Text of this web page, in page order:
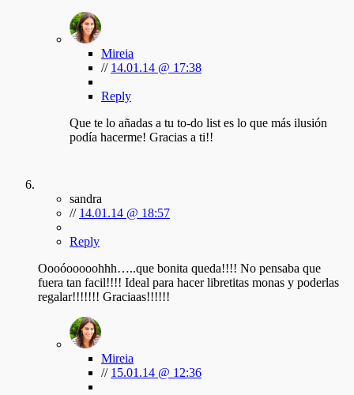
Mireia
// 14.01.14 @ 17:38
Reply
Que te lo añadas a tu to-do list es lo que más ilusión
podía hacerme! Gracias a ti!!
sandra
// 14.01.14 @ 18:57
Reply
Oooóooooohhh…..que bonita queda!!!! No pensaba que
fuera tan facil!!!! Ideal para hacer libretitas monas y poderlas
regalar!!!!!!! Graciaas!!!!!!
Mireia
// 15.01.14 @ 12:36